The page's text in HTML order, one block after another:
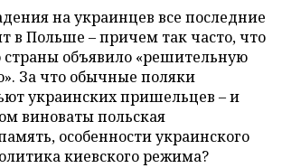
на украинцев все последние
в Польше – причем так часто, что
страны объявило «решительную
За что обычные поляки
украинских пришельцев – и
виноваты польская
особенности украинского
киевского режима?